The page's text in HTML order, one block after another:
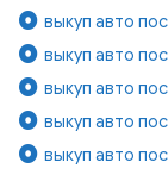
выкуп авто
выкуп авто
выкуп авто
выкуп авто
выкуп авто